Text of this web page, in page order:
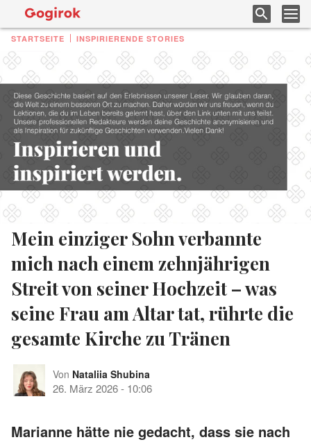
STARTSEITE INSPIRIERENDE STORIES
Mein einziger Sohn verbannte
mich nach einem zehnjährigen
Streit von seiner Hochzeit – was
seine Frau am Altar tat, rührte die
gesamte Kirche zu Tränen
Von Nataliia Shubina
26. März 2026- 10:06
Marianne hätte nie gedacht, dass sie nach